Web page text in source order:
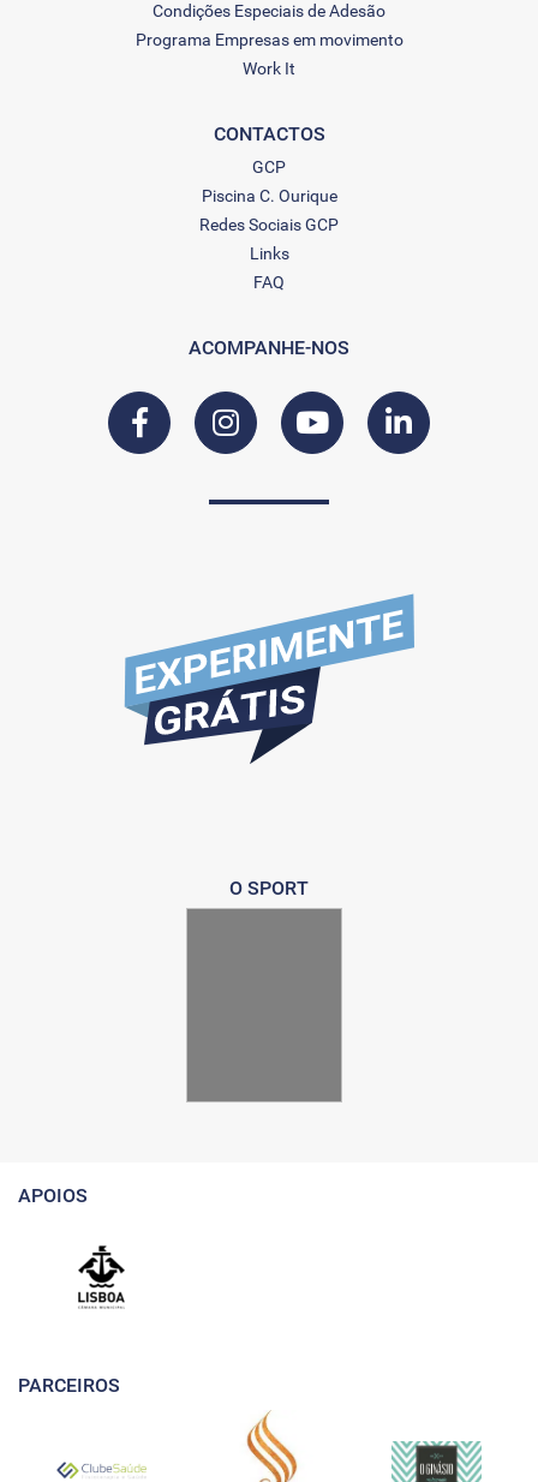
Condições Especiais de Adesão
Programa Empresas em movimento
Work It
CONTACTOS
GCP
Piscina C. Ourique
Redes Sociais GCP
Links
FAQ
ACOMPANHE-NOS
O SPORT
APOIOS
PARCEIROS